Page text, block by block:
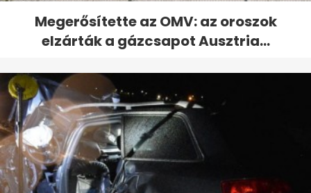
Megerősítette az OMV: az oroszok
elzárták a gázcsapot Ausztria...